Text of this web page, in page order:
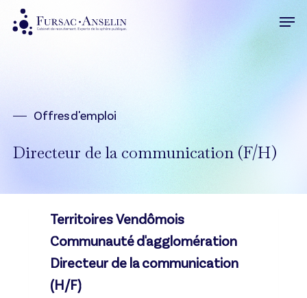
Skip
Offres d'emploi
Directeur de la communication (F/H)
Territoires Vendômois
Communauté d'agglomération
Directeur de la communication
(H/F)